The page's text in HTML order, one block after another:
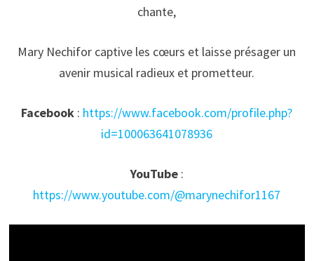
chante,
Mary Nechifor captive les cœurs et laisse présager un
avenir musical radieux et prometteur.
Facebook : https://www.facebook.com/profile.php?
id=100063641078936
YouTube:
https://www.youtube.com/@marynechifor1167